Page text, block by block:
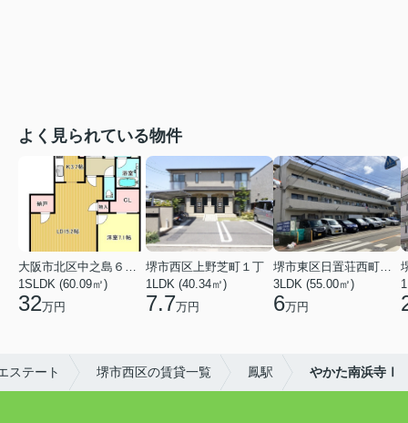
よく見られている物件
1SLDK (60.09㎡)
32万円
堺市西区上野芝町１丁
1LDK (40.34㎡)
7.7万円
3LDK (55.00㎡)
6万円
ステート 堺市西区の賃貸一覧 鳳駅 やかた南浜寺Ⅰ